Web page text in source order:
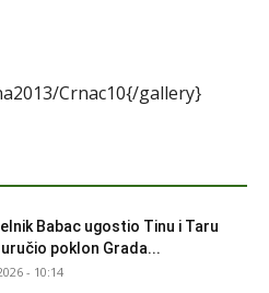
Crnac10{/gallery}
Babac ugostio Tinu i Taru
poklon Grada...
- 10:14